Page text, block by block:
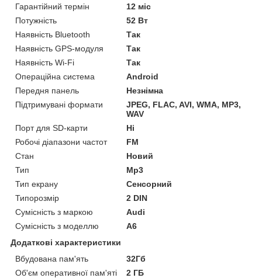
Гарантійний термін
12 міс
Потужність
52 Вт
Наявність Bluetooth
Так
Наявність GPS-модуля
Так
Наявність Wi-Fi
Так
Операційна система
Android
Передня панель
Незнімна
Підтримувані формати
JPEG, FLAC, AVI, WMA, MP3,
WAV
Порт для SD-карти
Ні
Робочі діапазони частот
FM
Стан
Новий
Тип
Mp3
Тип екрану
Сенсорний
Типорозмір
2 DIN
Сумісність з маркою
Audi
Сумісність з моделлю
A6
Додаткові характеристики
Вбудована пам'ять
32Гб
Об'єм оперативної пам'яті
2 ГБ